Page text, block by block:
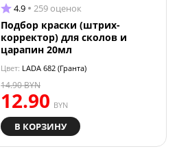
4.9 259 оценок
Подбор краски (штрих-
корректор) для сколов и
царапин 20мл
Цвет: LADA 682 (Гранта)
12.90 BYN
14.90BYN
В КОРЗИНУ